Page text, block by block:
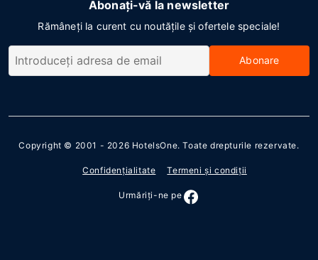
Abonați-vă la newsletter
Rămâneți la curent cu noutățile și ofertele speciale!
Abonare
Copyright © 2001 - 2026 HotelsOne. Toate drepturile rezervate.
Confidenţialitate Termeni şi condiţii
Urmăriţi-ne pe